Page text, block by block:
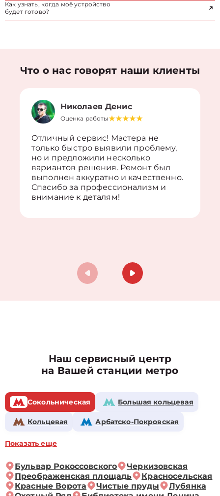
Как узнать, когда моё устройство
будет готово?
Что о нас говорят наши клиенты
Николаев Денис
Оценка работы
Отличный сервис! Мастера не
только быстро выявили проблему,
но и предложили несколько
вариантов решения. Ремонт был
выполнен аккуратно и качественно.
Спасибо за профессионализм и
внимание к деталям!
Наш сервисный центр
на Вашей станции метро
Сокольническая Большая кольцевая
Кольцевая Арбатско-Покровская
Показать еще
Бульвар Рокоссовского
Черкизовская
Преображенская площадь
Красносельская
Красные Ворота
Чистые пруды
Лубянка